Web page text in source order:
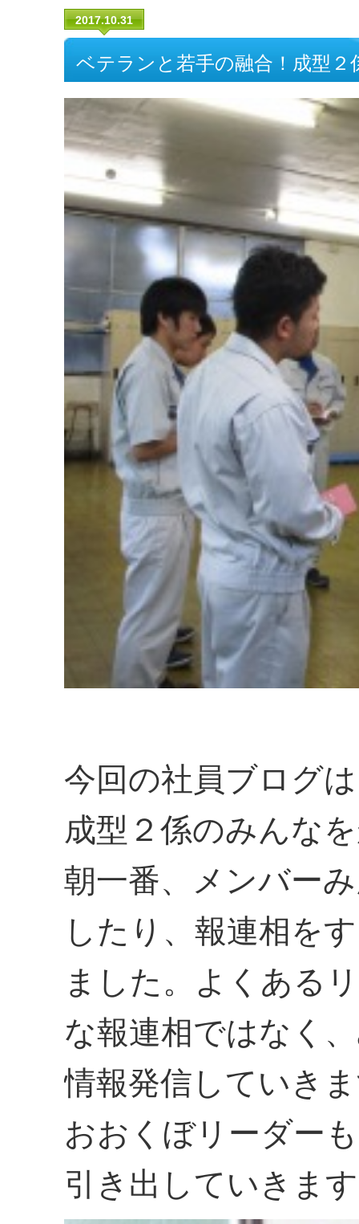
2017.10.31
ベテランと若手の融合！成型２
今回の社員ブログ
成型２係のみんな
朝一番、メンバー
したり、報連相を
ました。よくある
な報連相ではなく
情報発信していき
おおくぼリーダー
引き出していきま